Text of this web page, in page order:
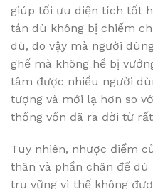
giúp tối ưu diện tích tốt
tán dù không bị chiếm
dù, do vậy mà người
ghế mà không hề bị
tâm được nhiều người
tượng và mới lạ hơn so
thống vốn đã ra đời từ
Tuy nhiên, nhược điểm
thân và phần chân đế
trụ vững vì thế không